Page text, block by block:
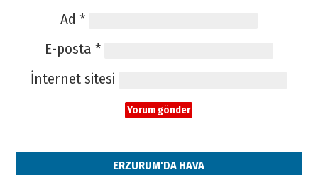
Ad *
E-posta *
İnternet sitesi
ERZURUM'DA HAVA